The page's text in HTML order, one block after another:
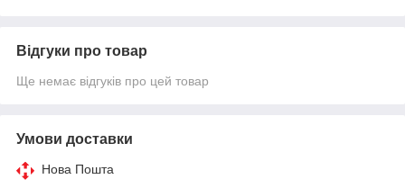
Відгуки про товар
Ще немає відгуків про цей товар
Умови доставки
Нова Пошта